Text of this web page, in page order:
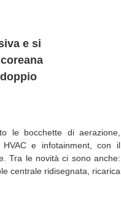
e si
le bocchette di aerazione,
e infotainment, con il
Tra le novità ci sono anche:
centrale ridisegnata, ricarica